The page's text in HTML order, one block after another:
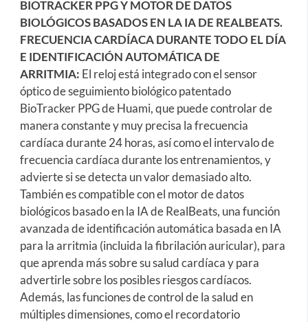
BIOTRACKER PPG Y MOTOR DE DATOS
BIOLÓGICOS BASADOS EN LA IA DE REALBEATS.
FRECUENCIA CARDÍACA DURANTE TODO EL DÍA
E IDENTIFICACIÓN AUTOMÁTICA DE
ARRITMIA: El reloj está integrado con el sensor
óptico de seguimiento biológico patentado
BioTracker PPG de Huami, que puede controlar de
manera constante y muy precisa la frecuencia
cardíaca durante 24 horas, así como el intervalo de
frecuencia cardíaca durante los entrenamientos, y
advierte si se detecta un valor demasiado alto.
También es compatible con el motor de datos
biológicos basado en la IA de RealBeats, una función
avanzada de identificación automática basada en IA
para la arritmia (incluida la fibrilación auricular), para
que aprenda más sobre su salud cardíaca y para
advertirle sobre los posibles riesgos cardíacos.
Además, las funciones de control de la salud en
múltiples dimensiones, como el recordatorio